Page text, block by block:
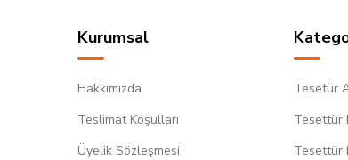
Kurumsal
Hakkımızda
Teslimat Koşulları
Üyelik Sözleşmesi
Tesetür
Tesettür
Tesettür